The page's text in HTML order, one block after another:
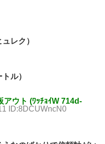
レク）
ル）
ウト (ﾜｯﾁｮｲW 714d-
ID:8DCUWncN0